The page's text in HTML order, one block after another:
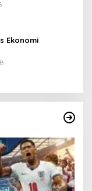
Ekonomi